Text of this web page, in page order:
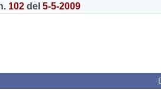
102 del 5-5-2009